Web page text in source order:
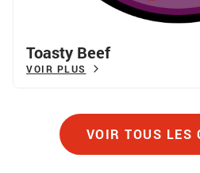
Toasty Beef
VOIR PLUS
VOIR TOUS LES